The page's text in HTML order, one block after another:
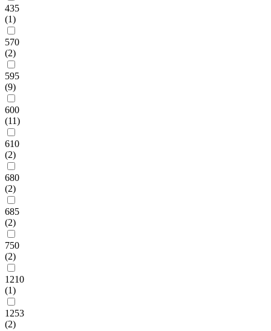
435
(1)
570
(2)
595
(9)
600
(11)
610
(2)
680
(2)
685
(2)
750
(2)
1210
(1)
1253
(2)